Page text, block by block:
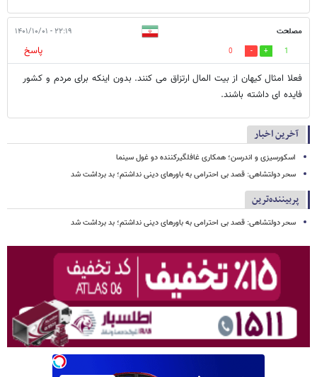
مصلحت ۲۲:۱۹ - ۱۴۰۱/۱۰/۰۱
1
0
پاسخ
فعلا امثال کیهان از بیت المال ارتزاق می کنند. بدون اینکه برای مردم و کشور
فایده ای داشته باشند.
آخرین اخبار
اسکورسیزی و اندرسن؛ همکاری غافلگیرکننده دو غول سینما
سحر دولتشاهی: قصد بی احترامی به باورهای دینی نداشتم؛ بد برداشت شد
پربیننده‌ترین
سحر دولتشاهی: قصد بی احترامی به باورهای دینی نداشتم؛ بد برداشت شد